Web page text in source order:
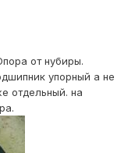
от нубиры.
упорный а не
отдельный. на